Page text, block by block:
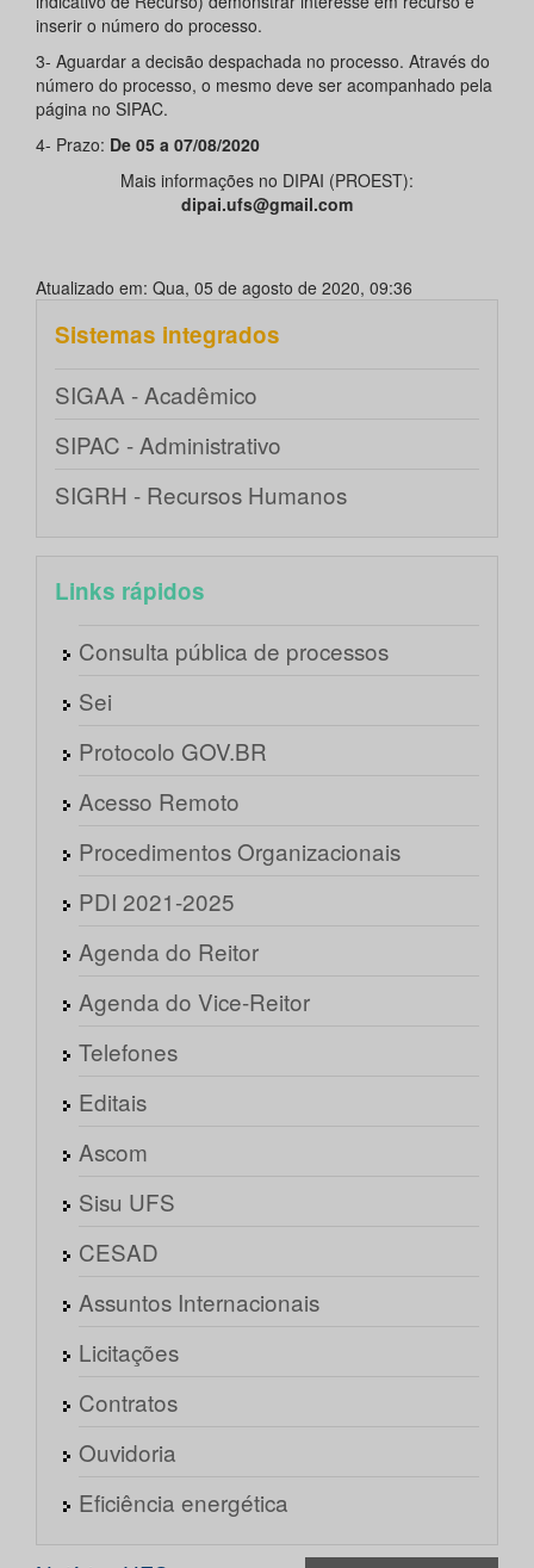
inserir o número do processo.
3- Aguardar a decisão despachada no processo. Através do
número do processo, o mesmo deve ser acompanhado pela
página no SIPAC.
4- Prazo: De 05 a 07/08/2020
Mais informações no DIPAI (PROEST):
dipai.ufs@gmail.com
Atualizado em: Qua, 05 de agosto de 2020, 09:36
Sistemas integrados
SIGAA - Acadêmico
SIPAC - Administrativo
SIGRH - Recursos Humanos
Links rápidos
Consulta pública de processos
Sei
Protocolo GOV.BR
Acesso Remoto
Procedimentos Organizacionais
PDI 2021-2025
Agenda do Reitor
Agenda do Vice-Reitor
Telefones
Editais
Ascom
Sisu UFS
CESAD
Assuntos Internacionais
Licitações
Contratos
Ouvidoria
Eficiência energética